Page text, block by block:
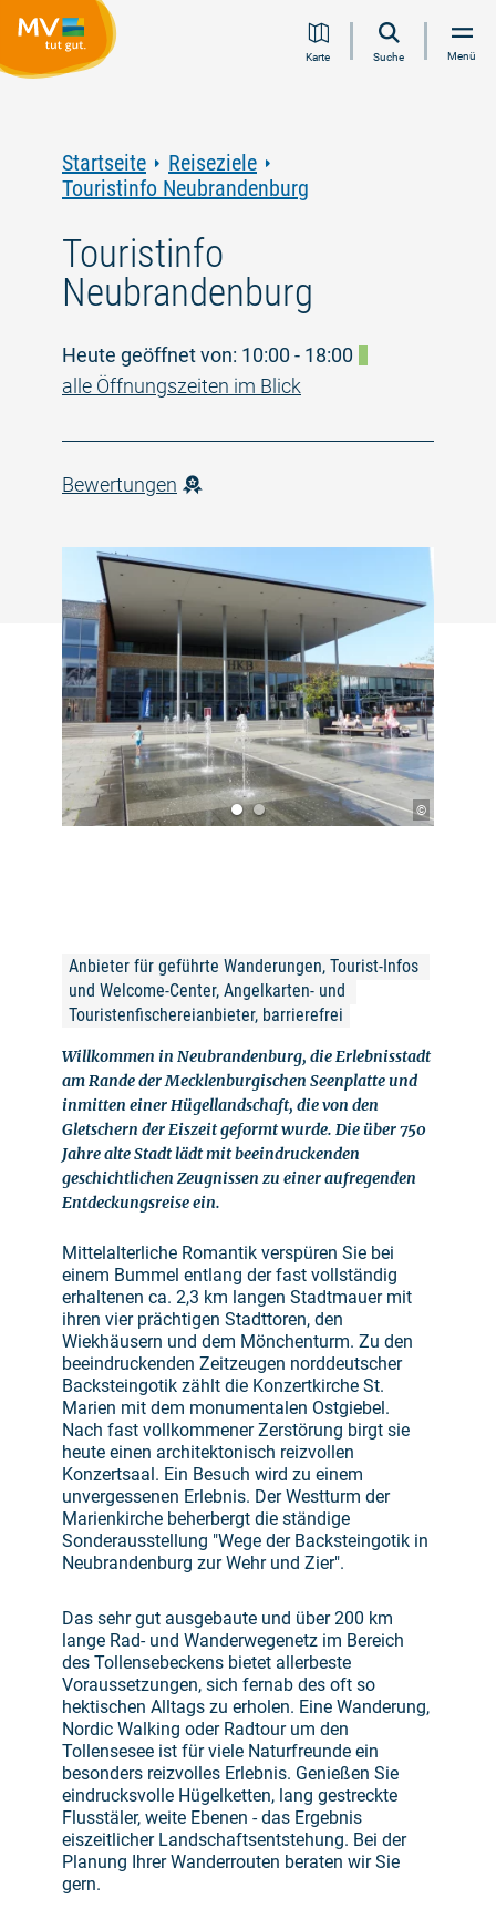
Inhalt
Navigation
Volltextsuche
FooterKarte Suche Menü
Startseite
Reiseziele
Touristinfo Neubrandenburg
Touristinfo
Neubrandenburg
Heute geöffnet von: 10:00 - 18:00
alle Öffnungszeiten im Blick
Bewertungen
©
Anbieter für geführte Wanderungen, Tourist-Infos
und Welcome-Center, Angelkarten- und
Touristenfischereianbieter, barrierefrei
Willkommen in Neubrandenburg, die Erlebnisstadt
am Rande der Mecklenburgischen Seenplatte und
inmitten einer Hügellandschaft, die von den
Gletschern der Eiszeit geformt wurde. Die über 750
Jahre alte Stadt lädt mit beeindruckenden
geschichtlichen Zeugnissen zu einer aufregenden
Entdeckungsreise ein.
Mittelalterliche Romantik verspüren Sie bei
einem Bummel entlang der fast vollständig
erhaltenen ca. 2,3 km langen Stadtmauer mit
ihren vier prächtigen Stadttoren, den
Wiekhäusern und dem Mönchenturm. Zu den
beeindruckenden Zeitzeugen norddeutscher
Backsteingotik zählt die Konzertkirche St.
Marien mit dem monumentalen Ostgiebel.
Nach fast vollkommener Zerstörung birgt sie
heute einen architektonisch reizvollen
Konzertsaal. Ein Besuch wird zu einem
unvergessenen Erlebnis. Der Westturm der
Marienkirche beherbergt die ständige
Sonderausstellung "Wege der Backsteingotik in
Neubrandenburg zur Wehr und Zier".
Das sehr gut ausgebaute und über 200 km
lange Rad- und Wanderwegenetz im Bereich
des Tollensebeckens bietet allerbeste
Voraussetzungen, sich fernab des oft so
hektischen Alltags zu erholen. Eine Wanderung,
Nordic Walking oder Radtour um den
Tollensesee ist für viele Naturfreunde ein
besonders reizvolles Erlebnis. Genießen Sie
eindrucksvolle Hügelketten, lang gestreckte
Flusstäler, weite Ebenen - das Ergebnis
eiszeitlicher Landschaftsentstehung. Bei der
Planung Ihrer Wanderrouten beraten wir Sie
gern.